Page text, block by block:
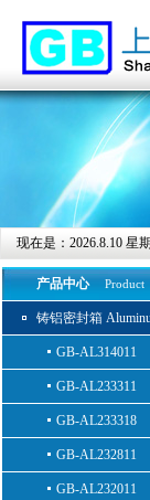
现在是： 2026.8.10 星
产品中心 Product
铸铝密封箱
GB-AL314011
GB-AL233311
GB-AL233318
GB-AL232811
GB-AL232011